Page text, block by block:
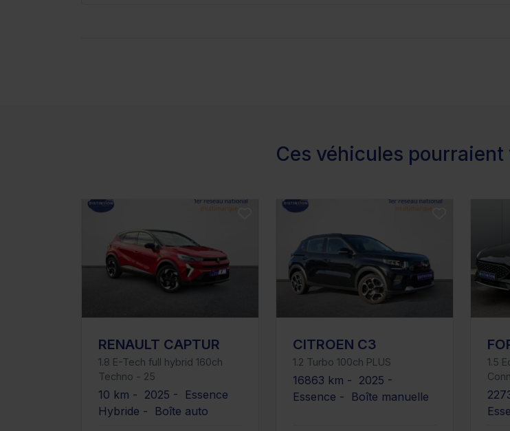
Ces véhicules
RENAULT CAPTUR
1.8 E-Tech full hybrid 160ch
Techno - 25
10 km - 2025 - Essence
Hybride - Boîte auto
CITROEN C3
1.2 Turbo 100ch PLUS
16863 km - 2025 -
Essence - Boîte manuelle
1.5